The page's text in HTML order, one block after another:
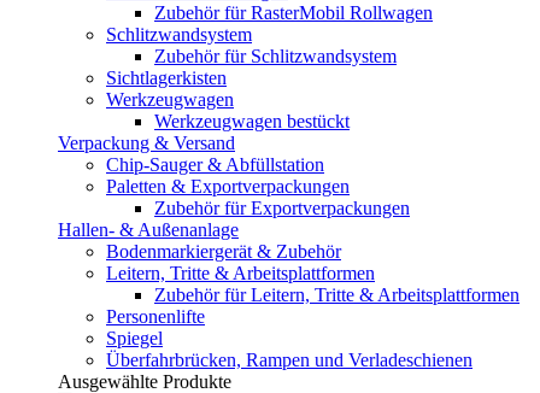
Zubehör für RasterMobil Rollwagen
Schlitzwandsystem
Zubehör für Schlitzwandsystem
Sichtlagerkisten
Werkzeugwagen
Werkzeugwagen bestückt
Verpackung & Versand
Chip-Sauger & Abfüllstation
Paletten & Exportverpackungen
Zubehör für Exportverpackungen
Hallen- & Außenanlage
Bodenmarkiergerät & Zubehör
Leitern, Tritte & Arbeitsplattformen
Zubehör für Leitern, Tritte & Arbeitsplattformen
Personenlifte
Spiegel
Überfahrbrücken, Rampen und Verladeschienen
Ausgewählte Produkte